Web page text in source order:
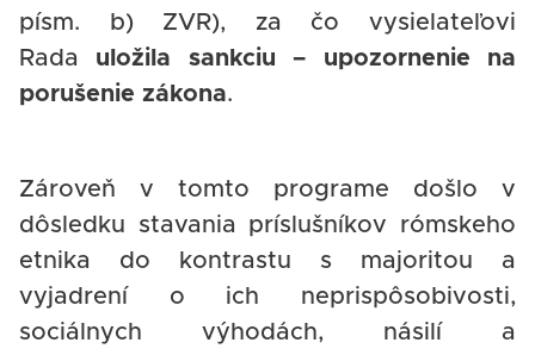
písm. b) ZVR), za čo vysielateľovi
Rada uložila sankciu – upozornenie na
porušenie zákona.
Zároveň v tomto programe došlo v
dôsledku stavania príslušníkov rómskeho
etnika do kontrastu s majoritou a
vyjadrení o ich neprispôsobivosti,
sociálnych výhodách, násilí a